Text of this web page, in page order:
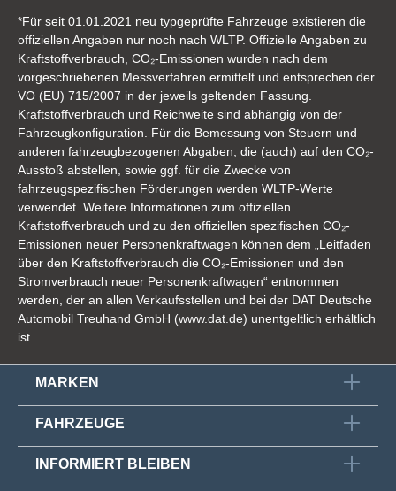
*Für seit 01.01.2021 neu typgeprüfte Fahrzeuge existieren die
offiziellen Angaben nur noch nach WLTP. Offizielle Angaben zu
Kraftstoffverbrauch, CO₂-Emissionen wurden nach dem
vorgeschriebenen Messverfahren ermittelt und entsprechen der
VO (EU) 715/2007 in der jeweils geltenden Fassung.
Kraftstoffverbrauch und Reichweite sind abhängig von der
Fahrzeugkonfiguration. Für die Bemessung von Steuern und
anderen fahrzeugbezogenen Abgaben, die (auch) auf den CO₂-
Ausstoß abstellen, sowie ggf. für die Zwecke von
fahrzeugspezifischen Förderungen werden WLTP-Werte
verwendet. Weitere Informationen zum offiziellen
Kraftstoffverbrauch und zu den offiziellen spezifischen CO₂-
Emissionen neuer Personenkraftwagen können dem „Leitfaden
über den Kraftstoffverbrauch die CO₂-Emissionen und den
Stromverbrauch neuer Personenkraftwagen“ entnommen
werden, der an allen Verkaufsstellen und bei der DAT Deutsche
Automobil Treuhand GmbH (www.dat.de) unentgeltlich erhältlich
ist.
MARKEN
FAHRZEUGE
INFORMIERT BLEIBEN